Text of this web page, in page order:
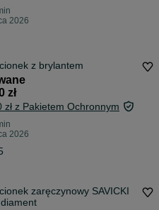
2026
z brylantem
zł
zł z Pakietem Ochronnym
2026
zaręczynowy SAVICKI
diament